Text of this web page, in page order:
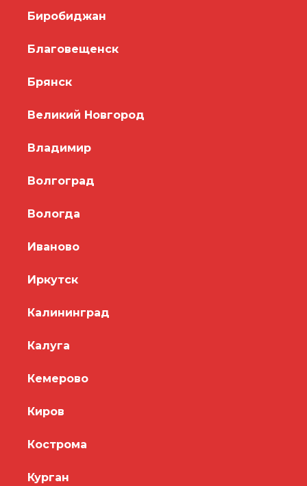
Биробиджан
Благовещенск
Брянск
Великий Новгород
Владимир
Волгоград
Вологда
Иваново
Иркутск
Калининград
Калуга
Кемерово
Киров
Кострома
Курган